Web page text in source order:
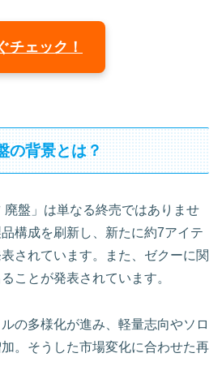
チェック！
の背景とは？
盤」は単なる終売ではありませ
構成を刷新し、新たに約7アイテ
されています。また、ゼクーに関
ことが発表されています。
の多様化が進み、軽量志向やソロ
。そうした市場変化に合わせた再